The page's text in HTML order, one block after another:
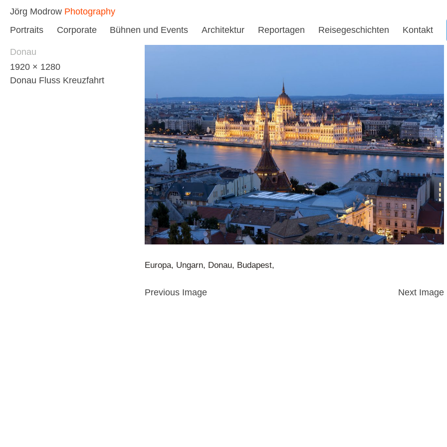
Jörg Modrow Photography
Portraits Corporate Bühnen und Events Architektur Reportagen Reisegeschichten Kontakt
Donau
1920 × 1280
Donau Fluss Kreuzfahrt
Europa, Ungarn, Donau, Budapest,
Previous Image Next Image